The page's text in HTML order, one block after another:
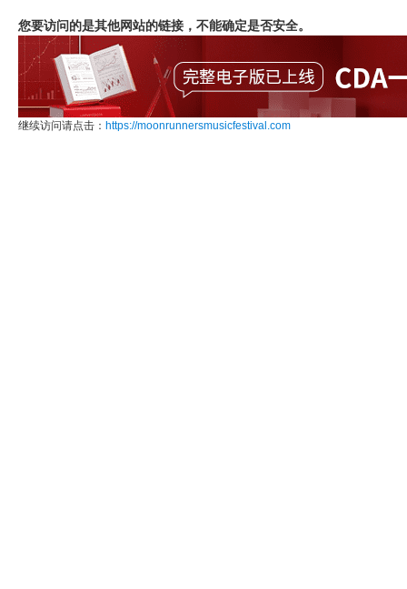
您要访问的是其他网站的链接，不能确定是否安全。
继续访问请点击： https://moonrunnersmusicfestival.com